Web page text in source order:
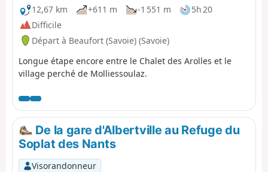
12,67 km
+611 m -1 551 m
5h 20
Difficile
Départ à Beaufort (Savoie) (Savoie)
Longue étape encore entre le Chalet des Arolles et le
village perché de Molliessoulaz.
De la gare d'Albertville au Refuge du
Soplat des Nants
Visorandonneur